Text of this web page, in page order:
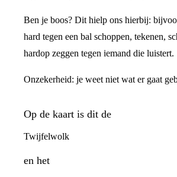
Ben je boos? Dit hielp ons hierbij:
hard tegen een bal schoppen, tekenen,
hardop zeggen tegen iemand die luistert.
Onzekerheid: je weet niet wat er gaat
Op de kaart is dit de
Twijfelwolk
en het